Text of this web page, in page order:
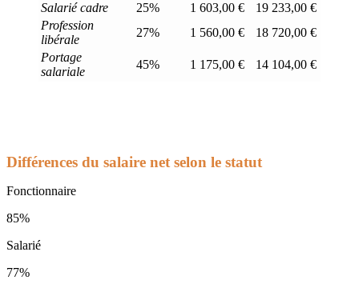
Salarié cadre
25% 1 603,00 €
19 233,00 €
Profession
libérale
27% 1 560,00 €
18 720,00 €
Portage
salariale
45% 1 175,00 € 14 104,00 €
Différences du salaire net selon le statut
Fonctionnaire
85%
Salarié
77%